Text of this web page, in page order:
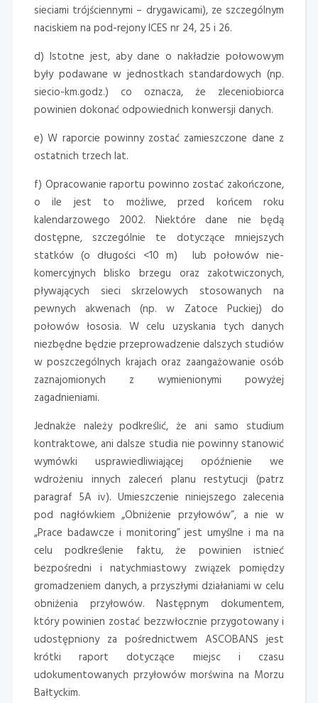
sieciami trójściennymi – drygawicami), ze szczególnym
naciskiem na pod-rejony ICES nr 24, 25 i 26.
d) Istotne jest, aby dane o nakładzie połowowym
były podawane w jednostkach standardowych (np.
siecio-km.godz.) co oznacza, że zleceniobiorca
powinien dokonać odpowiednich konwersji danych.
e) W raporcie powinny zostać zamieszczone dane z
ostatnich trzech lat.
f) Opracowanie raportu powinno zostać zakończone,
o ile jest to możliwe, przed końcem roku
kalendarzowego 2002. Niektóre dane nie będą
dostępne, szczególnie te dotyczące mniejszych
statków (o długości <10 m) lub połowów nie-
komercyjnych blisko brzegu oraz zakotwiczonych,
pływających sieci skrzelowych stosowanych na
pewnych akwenach (np. w Zatoce Puckiej) do
połowów łososia. W celu uzyskania tych danych
niezbędne będzie przeprowadzenie dalszych studiów
w poszczególnych krajach oraz zaangażowanie osób
zaznajomionych z wymienionymi powyżej
zagadnieniami.
Jednakże należy podkreślić, że ani samo studium
kontraktowe, ani dalsze studia nie powinny stanowić
wymówki usprawiedliwiającej opóźnienie we
wdrożeniu innych zaleceń planu restytucji (patrz
paragraf 5A iv). Umieszczenie niniejszego zalecenia
pod nagłówkiem „Obniżenie przyłowów”, a nie w
„Prace badawcze i monitoring” jest umyślne i ma na
celu podkreślenie faktu, że powinien istnieć
bezpośredni i natychmiastowy związek pomiędzy
gromadzeniem danych, a przyszłymi działaniami w celu
obniżenia przyłowów. Następnym dokumentem,
który powinien zostać bezzwłocznie przygotowany i
udostępniony za pośrednictwem ASCOBANS jest
krótki raport dotyczące miejsc i czasu
udokumentowanych przyłowów morświna na Morzu
Bałtyckim.